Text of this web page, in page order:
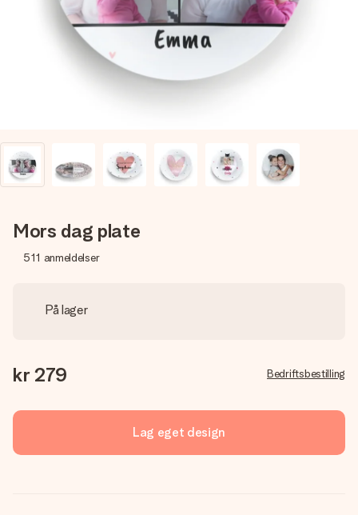
et bilde av dere eller en beskjed som virkelig berører
hjertet. Ikke noe tull, bare masse kjærlighet i øyeblikket.
Mors dag plate
511 anmeldelser
På lager
kr 279 Bedriftsbestilling
Lag eget design